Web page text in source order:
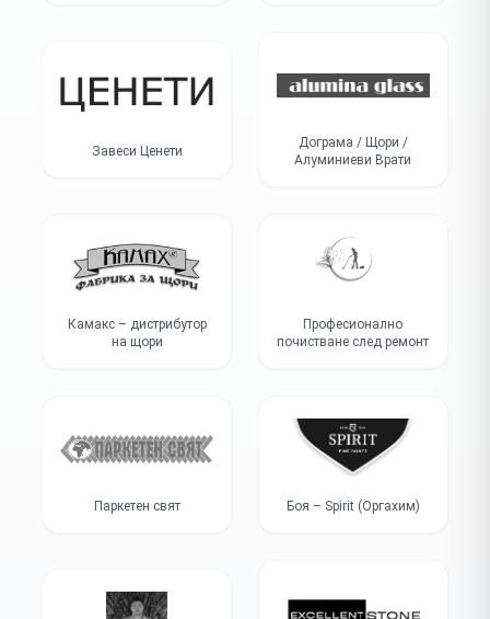
Завеси Ценети
Дограма / Щори /
Алуминиеви Врати
Камакс – дистрибутор
на щори
Професионално
почистване след ремонт
Паркетен свят Боя – Spirit (Оргахим)